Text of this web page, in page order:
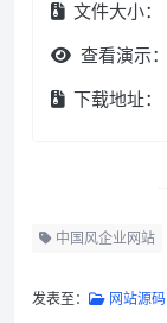
文件大小：
查看演示：
下载地址：
中国风企业网站
发表至： 网站源码